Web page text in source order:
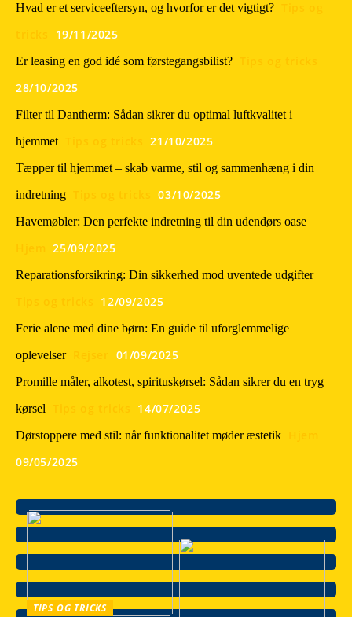
Hvad er et serviceeftersyn, og hvorfor er det vigtigt?
19/11/2025
Er leasing en god idé som førstegangsbilist?
28/10/2025
Filter til Dantherm: Sådan sikrer du optimal luftkvalitet i
hjemmet
21/10/2025
Tæpper til hjemmet – skab varme, stil og sammenhæng i din
indretning
03/10/2025
Havemøbler: Den perfekte indretning til din udendørs oase
25/09/2025
Reparationsforsikring: Din sikkerhed mod uventede udgifter
12/09/2025
Ferie alene med dine børn: En guide til uforglemmelige
oplevelser
01/09/2025
Promille måler, alkotest, spirituskørsel: Sådan sikrer du en tryg
kørsel
14/07/2025
Dørstoppere med stil: når funktionalitet møder æstetik
09/05/2025
TIPS OG TRICKS